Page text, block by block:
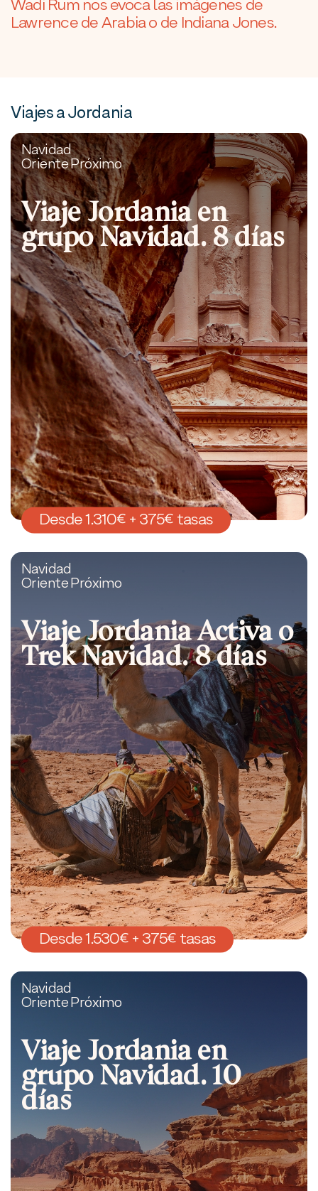
Wadi Rum nos evoca las imágenes de
Lawrence de Arabia o de Indiana Jones.
Viajes a Jordania
Navidad
Oriente Próximo
Viaje Jordania en
grupo Navidad. 8 días
Desde 1.310€ + 375€ tasas
Navidad
Oriente Próximo
Viaje Jordania Activa o
Trek Navidad. 8 días
Desde 1.530€ + 375€ tasas
Navidad
Oriente Próximo
Viaje Jordania en
grupo Navidad. 10
días